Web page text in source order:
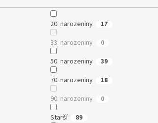
20. narozeniny 17
33. narozeniny 0
50. narozeniny 39
70. narozeniny 18
90. narozeniny 0
Starší 89